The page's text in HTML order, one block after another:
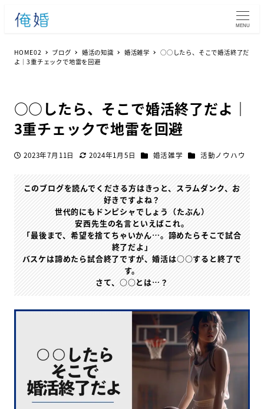
MENU
HOME02 ブログ 婚活の知識 婚活雑学
○○したら、そこで婚活終了だ
よ｜3重チェックで地雷を回避
○○したら、そこで婚活終了だよ｜
3重チェックで地雷を回避
投稿日2023年7月11日 更新日
2024年1月5日 カテゴリー
婚活雑学 カテゴリー
活動ノウハウ
このブログを読んでくださる方はきっと、スラムダンク、お
好きですよね？
世代的にもドンピシャでしょう（たぶん）
安西先生の名言といえばこれ。
「最後まで、希望を捨てちゃいかん…。諦めたらそこで試合
終了だよ」
バスケは諦めたら試合終了ですが、婚活は○○すると終了で
す。
さて、○○とは…？